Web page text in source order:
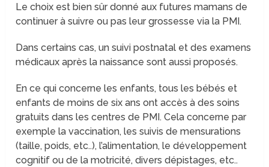
Le choix est bien sûr donné aux futures mamans de
continuer à suivre ou pas leur grossesse via la PMI.
Dans certains cas, un suivi postnatal et des examens
médicaux après la naissance sont aussi proposés.
En ce qui concerne les enfants, tous les bébés et
enfants de moins de six ans ont accès à des soins
gratuits dans les centres de PMI. Cela concerne par
exemple la vaccination, les suivis de mensurations
(taille, poids, etc..), l’alimentation, le développement
cognitif ou de la motricité, divers dépistages, etc..